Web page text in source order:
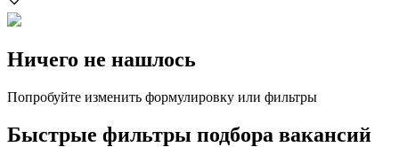
Ничего не нашлось
Попробуйте изменить формулировку или фильтры
Быстрые фильтры подбора вакансий